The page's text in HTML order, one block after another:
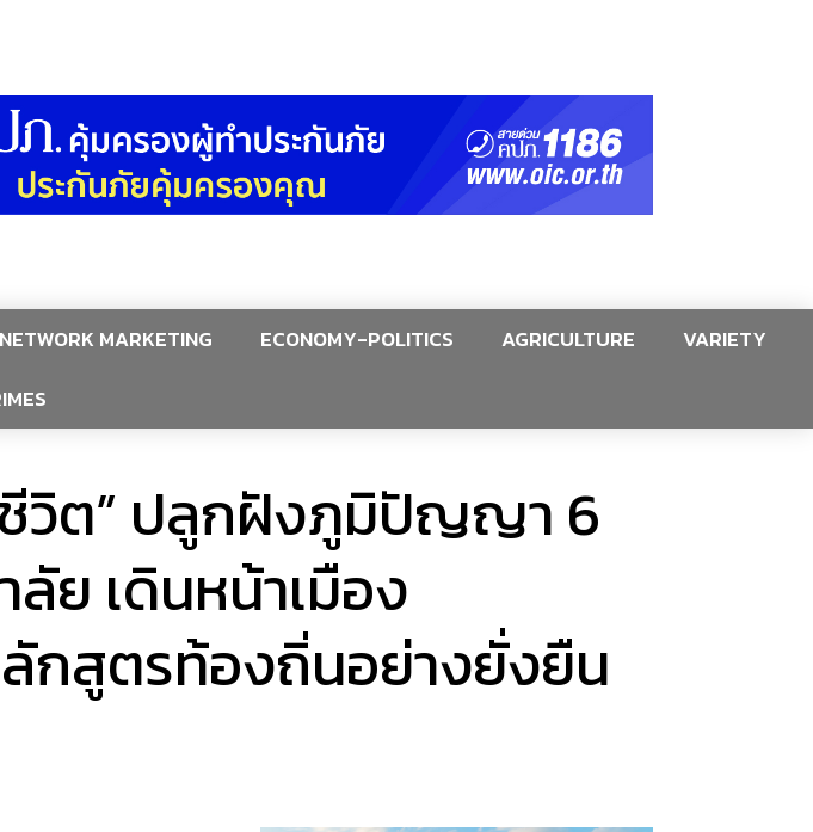
NETWORK MARKETING ECONOMY-POLITICS AGRICULTURE
VARIETY
ชีวิต” ปลูกฝังภูมิปัญญา 6
ย เดินหน้าเมือง
ลักสูตรท้องถิ่นอย่างยั่งยืน